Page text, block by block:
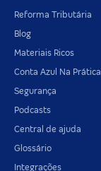
Reforma Tributária
Blog
Materiais Ricos
Conta Azul Na Prática
Segurança
Podcasts
Central de ajuda
Glossário
Integrações